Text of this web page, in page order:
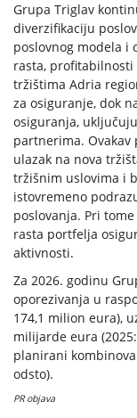
Grupa Triglav
diverzifikaciju
poslovnog modela i
rasta,
tržištima Adria
za osiguranje, dok
osiguranja,
partnerima. Ovakav
ulazak na nova
tržišnim uslovima i
istovremeno
poslovanja. Pri
rasta portfelja
aktivnosti.
Za 2026. godinu
oporezivanja u
174,1 milion eura),
milijarde eura
planirani
odsto).
PR objava